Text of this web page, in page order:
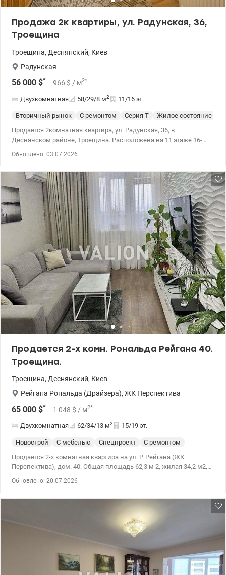
маршруток, а также остановки трамваев. Цена 87 000 у.е. (093)
Продажа 2к квартиры, ул. Радунская, 36,
Троещина
Троещина, Деснянский, Киев
Радунская
56 000 $* 966 $ / м2*
Двухкомнатная 58/29/8 м2 11/16 эт.
Вторичный рынок С ремонтом Серия Т
Жилое состояние
Продается 2комнатная квартира, ул. Радунская, 36, в
Деснянском районе, Троещина. Расположена на 11 этаже 16-
деревом. Хорошее жилое состояние. Чистый ухоженный
подъезд, грузовой и пассажирский лифт, есть консьерж. На
выходе установлен пандус. Ухоженная придомовая территория.
Рядом остановка общественного транспорта. Рядом есть
садики, школы, детские и спортплощадки, супермаркеты, ТЦ,
кафе и рестораны, аптеки. Хорошая транспортная развязка.
Цена 56 000 у.е. (093) 939-77-45, (097) 939-77-45 Нина.
valion.ua/1153157
Обновлено: 03.07.2026
Продается 2-х комн. Рональда Рейгана 40.
Троещина.
Троещина, Деснянский, Киев
Рейгана Рональда (Драйзера), ЖК Перспектива
65 000 $* 1 048 $ / м2*
Двухкомнатная 62/34/13 м2 15/19 эт.
Новострой С мебелью Спецпроект
С ремонтом
Продается 2-х комнатная квартира на ул. Р. Рейгана (ЖК
Перспектива), дом. 40. Общая площадь 62,3 м 2, жилая 34,2 м2,
встроенная мебель и техника (есть возможность остаться вся
мебель). Также есть возможность приобрести вместе с
квартирой кладовка за символическую сумму (он находится на
Обновлено: 20.07.2026